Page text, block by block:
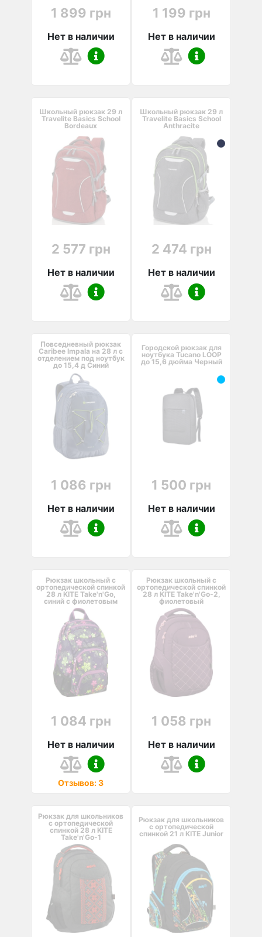
1 899 грн
Нет в наличии
1 199 грн
Нет в наличии
Школьный рюкзак 29 л
Travelite Basics School
Bordeaux
2 577 грн
Нет в наличии
Школьный рюкзак 29 л
Travelite Basics School
Anthracite
2 474 грн
Нет в наличии
Повседневный рюкзак
Caribee Impala на 28 л с
отделением под ноутбук
до 15,4 д Синий
1 086 грн
Нет в наличии
Городской рюкзак для
ноутбука Tucano LOOP
до 15,6 дюйма Черный
1 500 грн
Нет в наличии
Рюкзак школьный с
ортопедической спинкой
28 л KITE Take'n'Go,
синий с фиолетовым
1 084 грн
Нет в наличии
Отзывов: 3
Рюкзак школьный с
ортопедической спинкой
28 л KITE Take'n'Go-2,
фиолетовый
1 058 грн
Нет в наличии
Рюкзак для школьников
с ортопедической
спинкой 28 л KITE
Take'n'Go-1
Рюкзак для школьников
с ортопедической
спинкой 21 л KITE Junior